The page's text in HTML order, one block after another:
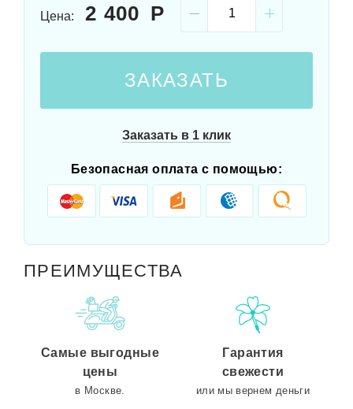
Цена: 2 400
ЗАКАЗАТЬ
Заказать в 1 клик
Безопасная оплата с помощью:
ПРЕИМУЩЕСТВА
Самые выгодные
цены
в Москве.
Гарантия
свежести
или мы вернем деньги